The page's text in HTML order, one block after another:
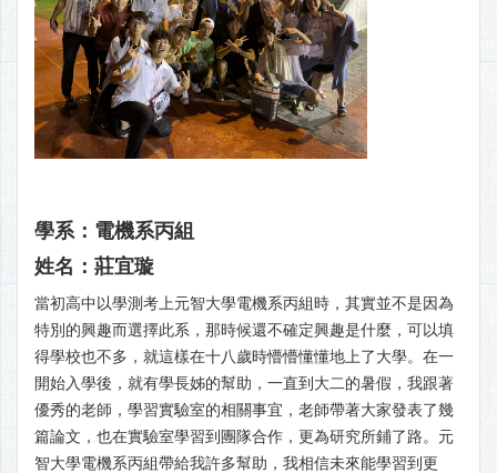
學系：電機系丙組
姓名：莊宜璇
當初高中以學測考上元智大學電機系丙組時，其實並不是因為
特別的興趣而選擇此系，那時候還不確定興趣是什麼，可以填
得學校也不多，就這樣在十八歲時懵懵懂懂地上了大學。在一
開始入學後，就有學長姊的幫助，一直到大二的暑假，我跟著
優秀的老師，學習實驗室的相關事宜，老師帶著大家發表了幾
篇論文，也在實驗室學習到團隊合作，更為研究所鋪了路。元
智大學電機系丙組帶給我許多幫助，我相信未來能學習到更